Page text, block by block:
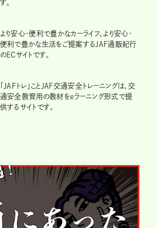
す。
より安心・便利で豊かなカーライフ、より安心・
便利で豊かな生活をご提案するJAF通販紀行
のECサイトです。
「JAFトレ」ことJAF交通安全トレーニングは、交
通安全教育用の教材をeラーニング形式で提
供するサイトです。